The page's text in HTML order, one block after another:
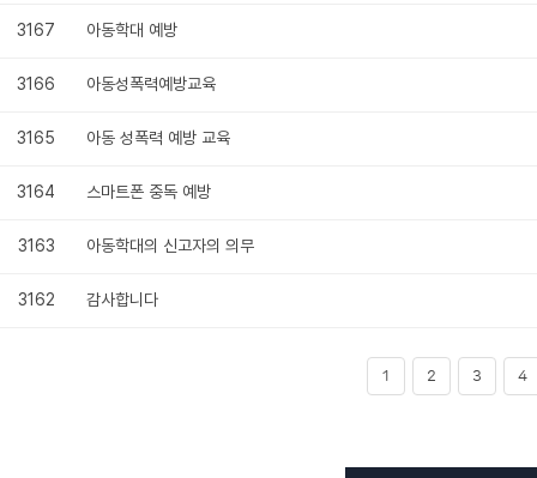
3167 아동학대 예방
3166 아동성폭력예방교육
3165 아동 성폭력 예방 교육
3164 스마트폰 중독 예방
3163 아동학대의 신고자의 의무
3162 감사합니다
1 2 3 4